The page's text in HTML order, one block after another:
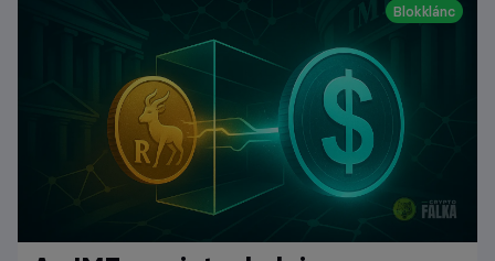
Blokklánc